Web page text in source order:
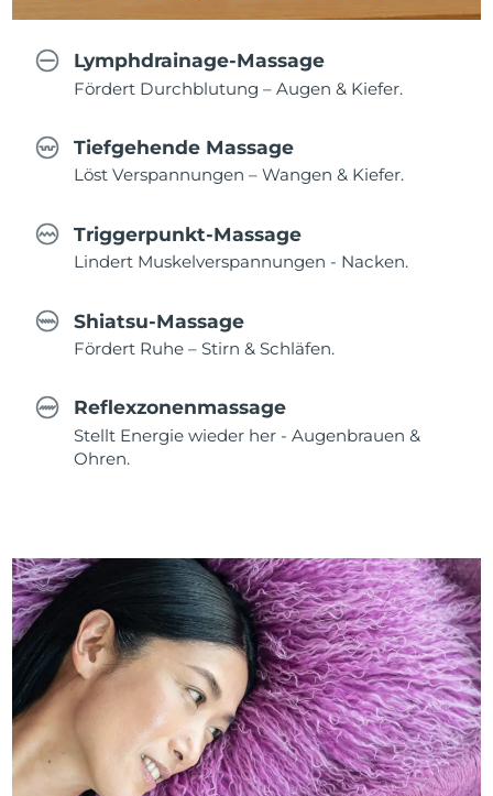
Lymphdrainage-Massage
Fördert Durchblutung – Augen & Kiefer.
Tiefgehende Massage
Löst Verspannungen – Wangen & Kiefer.
Triggerpunkt-Massage
Lindert Muskelverspannungen - Nacken.
Shiatsu-Massage
Fördert Ruhe – Stirn & Schläfen.
Reflexzonenmassage
Stellt Energie wieder her - Augenbrauen &
Ohren.